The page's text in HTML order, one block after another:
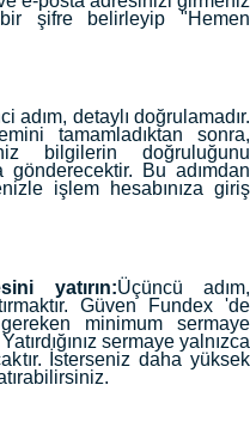
bir şifre belirleyip "Hemen
adım, detaylı doğrulamadır.
tamamladıktan sonra,
bilgilerin doğruluğunu
gönderecektir. Bu adımdan
işlem hesabınıza giriş
yatırın:Üçüncü adım,
Güven Fundex 'de
minimum sermaye
sermaye yalnızca
İsterseniz daha yüksek